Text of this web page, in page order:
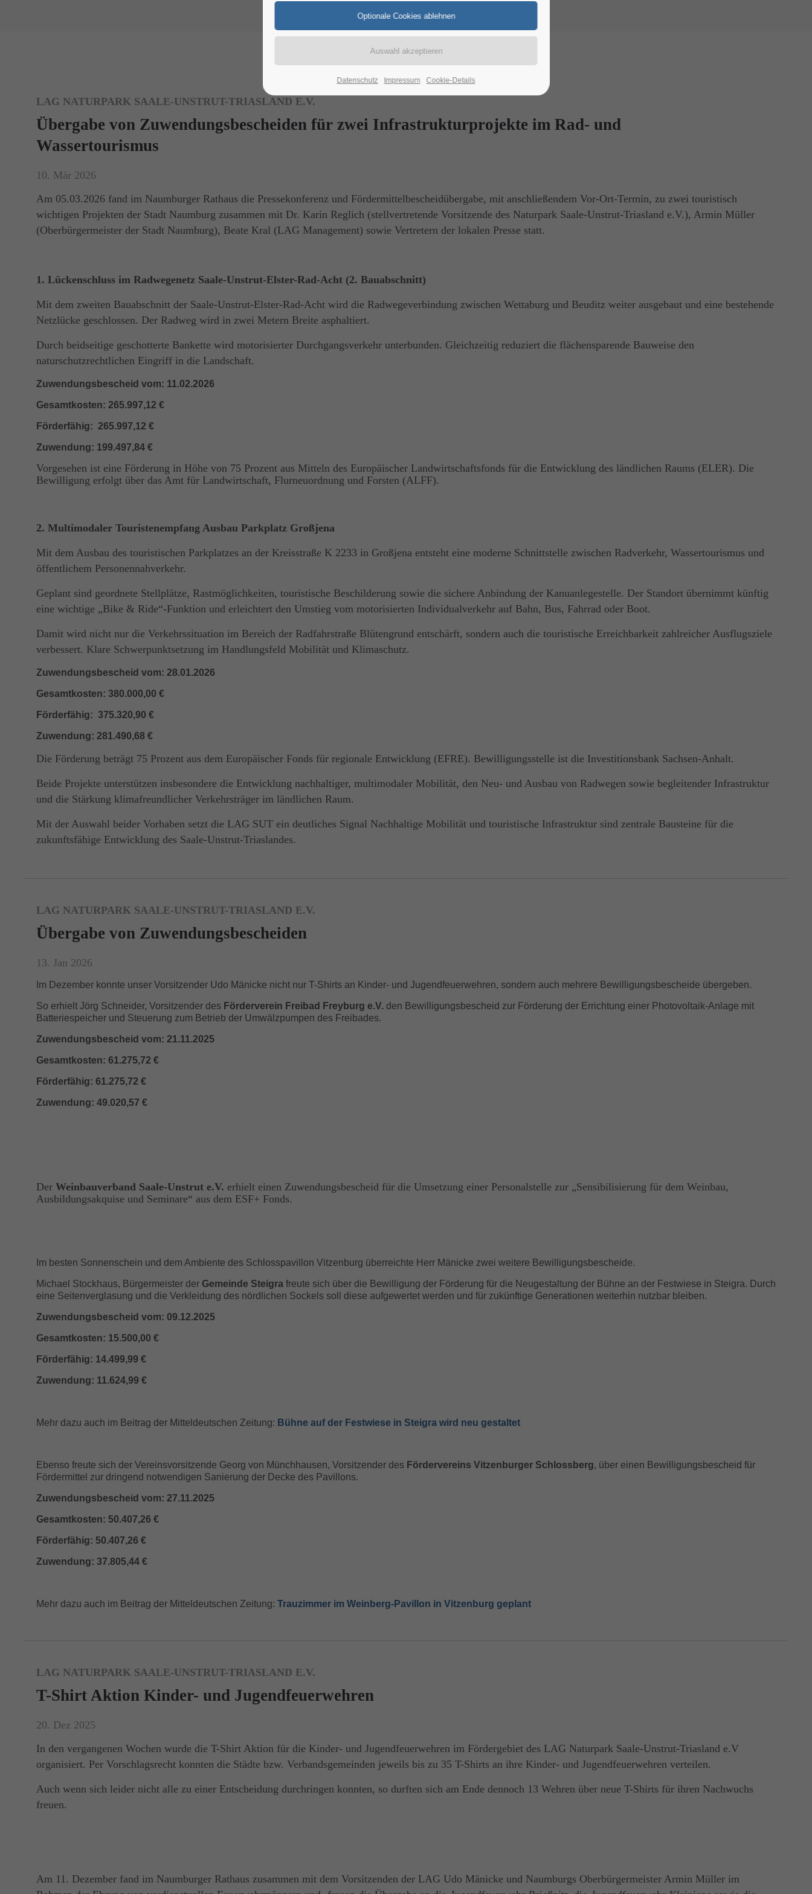
LAG NATURPARK SAALE-UNSTRUT-TRIASLAND E.V.
Übergabe von Zuwendungsbescheiden für zwei Infrastrukturprojekte im Rad- und
Wassertourismus
10. Mär 2026
Am 05.03.2026 fand im Naumburger Rathaus die Pressekonferenz und Fördermittelbescheidübergabe, mit anschließendem Vor-Ort-Termin, zu zwei touristisch
wichtigen Projekten der Stadt Naumburg zusammen mit Dr. Karin Reglich (stellvertretende Vorsitzende des Naturpark Saale-Unstrut-Triasland e.V.), Armin Müller
(Oberbürgermeister der Stadt Naumburg), Beate Kral (LAG Management) sowie Vertretern der lokalen Presse statt.
1. Lückenschluss im Radwegenetz Saale-Unstrut-Elster-Rad-Acht (2. Bauabschnitt)
Mit dem zweiten Bauabschnitt der Saale-Unstrut-Elster-Rad-Acht wird die Radwegeverbindung zwischen Wettaburg und Beuditz weiter ausgebaut und eine bestehende
Netzlücke geschlossen. Der Radweg wird in zwei Metern Breite asphaltiert.
Durch beidseitige geschotterte Bankette wird motorisierter Durchgangsverkehr unterbunden. Gleichzeitig reduziert die flächensparende Bauweise den
naturschutzrechtlichen Eingriff in die Landschaft.
Zuwendungsbescheid vom: 11.02.2026
Gesamtkosten: 265.997,12 €
Förderfähig: 265.997,12 €
Zuwendung: 199.497,84 €
Vorgesehen ist eine Förderung in Höhe von 75 Prozent aus Mitteln des Europäischer Landwirtschaftsfonds für die Entwicklung des ländlichen Raums (ELER). Die
Bewilligung erfolgt über das Amt für Landwirtschaft, Flurneuordnung und Forsten (ALFF).
2. Multimodaler Touristenempfang Ausbau Parkplatz Großjena
Mit dem Ausbau des touristischen Parkplatzes an der Kreisstraße K 2233 in Großjena entsteht eine moderne Schnittstelle zwischen Radverkehr, Wassertourismus und
öffentlichem Personennahverkehr.
Geplant sind geordnete Stellplätze, Rastmöglichkeiten, touristische Beschilderung sowie die sichere Anbindung der Kanuanlegestelle. Der Standort übernimmt künftig
eine wichtige „Bike & Ride“-Funktion und erleichtert den Umstieg vom motorisierten Individualverkehr auf Bahn, Bus, Fahrrad oder Boot.
Damit wird nicht nur die Verkehrssituation im Bereich der Radfahrstraße Blütengrund entschärft, sondern auch die touristische Erreichbarkeit zahlreicher Ausflugsziele
verbessert. Klare Schwerpunktsetzung im Handlungsfeld Mobilität und Klimaschutz.
Zuwendungsbescheid vom: 28.01.2026
Gesamtkosten: 380.000,00 €
Förderfähig: 375.320,90 €
Zuwendung: 281.490,68 €
Die Förderung beträgt 75 Prozent aus dem Europäischer Fonds für regionale Entwicklung (EFRE). Bewilligungsstelle ist die Investitionsbank Sachsen-Anhalt.
Beide Projekte unterstützen insbesondere die Entwicklung nachhaltiger, multimodaler Mobilität, den Neu- und Ausbau von Radwegen sowie begleitender Infrastruktur
und die Stärkung klimafreundlicher Verkehrsträger im ländlichen Raum.
Mit der Auswahl beider Vorhaben setzt die LAG SUT ein deutliches Signal Nachhaltige Mobilität und touristische Infrastruktur sind zentrale Bausteine für die
zukunftsfähige Entwicklung des Saale-Unstrut-Triaslandes.
LAG NATURPARK SAALE-UNSTRUT-TRIASLAND E.V.
Übergabe von Zuwendungsbescheiden
13. Jan 2026
Im Dezember konnte unser Vorsitzender Udo Mänicke nicht nur T-Shirts an Kinder- und Jugendfeuerwehren, sondern auch mehrere Bewilligungsbescheide übergeben.
So erhielt Jörg Schneider, Vorsitzender des Förderverein Freibad Freyburg e.V. den Bewilligungsbescheid zur Förderung der Errichtung einer Photovoltaik-Anlage mit
Batteriespeicher und Steuerung zum Betrieb der Umwälzpumpen des Freibades.
Zuwendungsbescheid vom: 21.11.2025
Gesamtkosten: 61.275,72 €
Förderfähig: 61.275,72 €
Zuwendung: 49.020,57 €
Der Weinbauverband Saale-Unstrut e.V. erhielt einen Zuwendungsbescheid für die Umsetzung einer Personalstelle zur „Sensibilisierung für dem Weinbau,
Ausbildungsakquise und Seminare“ aus dem ESF+ Fonds.
Im besten Sonnenschein und dem Ambiente des Schlosspavillon Vitzenburg überreichte Herr Mänicke zwei weitere Bewilligungsbescheide.
Michael Stockhaus, Bürgermeister der Gemeinde Steigra freute sich über die Bewilligung der Förderung für die Neugestaltung der Bühne an der Festwiese in Steigra. Durch
eine Seitenverglasung und die Verkleidung des nördlichen Sockels soll diese aufgewertet werden und für zukünftige Generationen weiterhin nutzbar bleiben.
Zuwendungsbescheid vom: 09.12.2025
Gesamtkosten: 15.500,00 €
Förderfähig: 14.499,99 €
Zuwendung: 11.624,99 €
Mehr dazu auch im Beitrag der Mitteldeutschen Zeitung: Bühne auf der Festwiese in Steigra wird neu gestaltet
Ebenso freute sich der Vereinsvorsitzende Georg von Münchhausen, Vorsitzender des Fördervereins Vitzenburger Schlossberg, über einen Bewilligungsbescheid für
Fördermittel zur dringend notwendigen Sanierung der Decke des Pavillons.
Zuwendungsbescheid vom: 27.11.2025
Gesamtkosten: 50.407,26 €
Förderfähig: 50.407,26 €
Zuwendung: 37.805,44 €
Mehr dazu auch im Beitrag der Mitteldeutschen Zeitung: Trauzimmer im Weinberg-Pavillon in Vitzenburg geplant
LAG NATURPARK SAALE-UNSTRUT-TRIASLAND E.V.
T-Shirt Aktion Kinder- und Jugendfeuerwehren
20. Dez 2025
In den vergangenen Wochen wurde die T-Shirt Aktion für die Kinder- und Jugendfeuerwehren im Fördergebiet des LAG Naturpark Saale-Unstrut-Triasland e.V
organisiert. Per Vorschlagsrecht konnten die Städte bzw. Verbandsgemeinden jeweils bis zu 35 T-Shirts an ihre Kinder- und Jugendfeuerwehren verteilen.
Auch wenn sich leider nicht alle zu einer Entscheidung durchringen konnten, so durften sich am Ende dennoch 13 Wehren über neue T-Shirts für ihren Nachwuchs
freuen.
Am 11. Dezember fand im Naumburger Rathaus zusammen mit dem Vorsitzenden der LAG Udo Mänicke und Naumburgs Oberbürgermeister Armin Müller im
Datenschutz Impressum Cookie-Details